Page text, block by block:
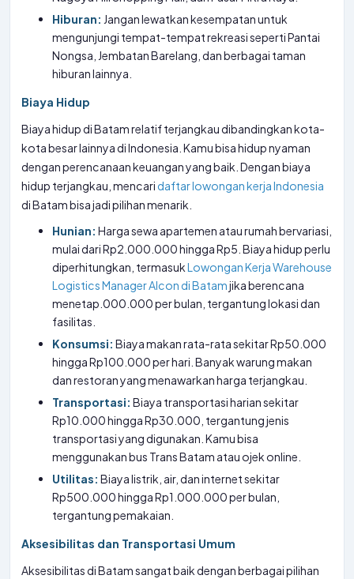
Hiburan: Jangan lewatkan kesempatan untuk
mengunjungi tempat-tempat rekreasi seperti Pantai
Nongsa, Jembatan Barelang, dan berbagai taman
hiburan lainnya.
Biaya Hidup
Biaya hidup di Batam relatif terjangkau dibandingkan kota-
kota besar lainnya di Indonesia. Kamu bisa hidup nyaman
dengan perencanaan keuangan yang baik. Dengan biaya
hidup terjangkau, mencari daftar lowongan kerja Indonesia
di Batam bisa jadi pilihan menarik.
Hunian: Harga sewa apartemen atau rumah bervariasi,
mulai dari Rp2.000.000 hingga Rp5. Biaya hidup perlu
diperhitungkan, termasukLowongan Kerja Warehouse
Logistics Manager Alcon di Batamjika berencana
menetap.000.000 per bulan, tergantung lokasi dan
fasilitas.
Konsumsi: Biaya makan rata-rata sekitar Rp50.000
hingga Rp100.000 per hari. Banyak warung makan
dan restoran yang menawarkan harga terjangkau.
Transportasi: Biaya transportasi harian sekitar
Rp10.000 hingga Rp30.000, tergantung jenis
transportasi yang digunakan. Kamu bisa
menggunakan bus Trans Batam atau ojek online.
Utilitas: Biaya listrik, air, dan internet sekitar
Rp500.000 hingga Rp1.000.000 per bulan,
tergantung pemakaian.
Aksesibilitas dan Transportasi Umum
Aksesibilitas di Batam sangat baik dengan berbagai pilihan